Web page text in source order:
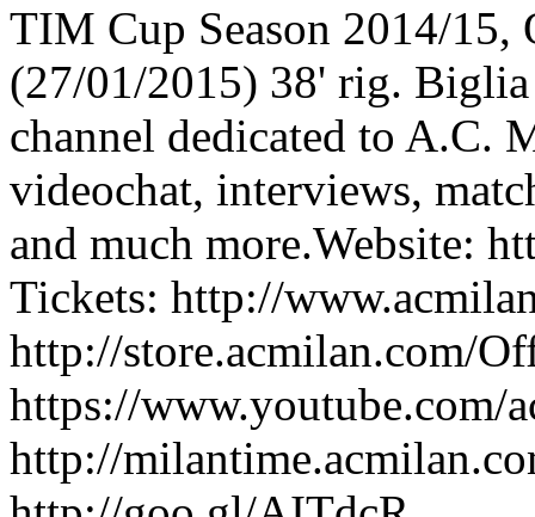
TIM Cup Season 2014/15,
(27/01/2015) 38' rig.
channel dedicated to A.C.
videochat, interviews,
and much more.Website:
Tickets: http://
http://store.acmilan.com/
https://www.youtube.com/
http://